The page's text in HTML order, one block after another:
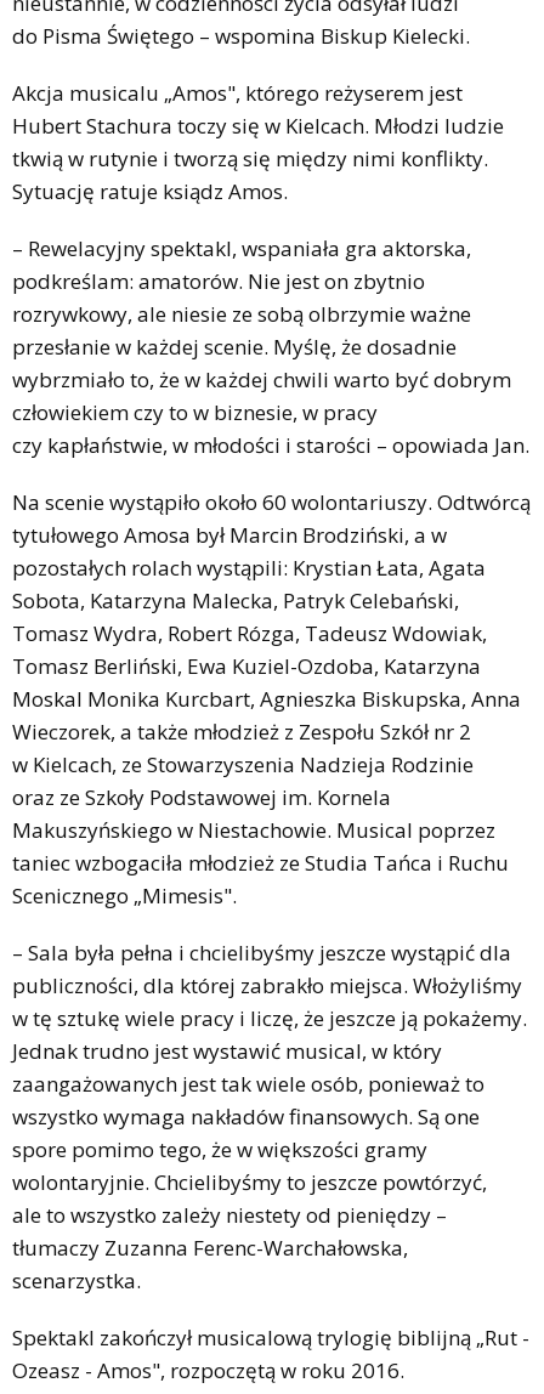
do Pisma Świętego – wspomina Biskup Kielecki.
Akcja musicalu „Amos", którego reżyserem jest
Hubert Stachura toczy się w Kielcach. Młodzi ludzie
tkwią w rutynie i tworzą się między nimi konflikty.
Sytuację ratuje ksiądz Amos.
– Rewelacyjny spektakl, wspaniała gra aktorska,
podkreślam: amatorów. Nie jest on zbytnio
rozrywkowy, ale niesie ze sobą olbrzymie ważne
przesłanie w każdej scenie. Myślę, że dosadnie
wybrzmiało to, że w każdej chwili warto być dobrym
człowiekiem czy to w biznesie, w pracy
czy kapłaństwie, w młodości i starości – opowiada Jan.
Na scenie wystąpiło około 60 wolontariuszy. Odtwórcą
tytułowego Amosa był Marcin Brodziński, a w
pozostałych rolach wystąpili: Krystian Łata, Agata
Sobota, Katarzyna Malecka, Patryk Celebański,
Tomasz Wydra, Robert Rózga, Tadeusz Wdowiak,
Tomasz Berliński, Ewa Kuziel-Ozdoba, Katarzyna
Moskal Monika Kurcbart, Agnieszka Biskupska, Anna
Wieczorek, a także młodzież z Zespołu Szkół nr 2
w Kielcach, ze Stowarzyszenia Nadzieja Rodzinie
oraz ze Szkoły Podstawowej im. Kornela
Makuszyńskiego w Niestachowie. Musical poprzez
taniec wzbogaciła młodzież ze Studia Tańca i Ruchu
Scenicznego „Mimesis".
– Sala była pełna i chcielibyśmy jeszcze wystąpić dla
publiczności, dla której zabrakło miejsca. Włożyliśmy
w tę sztukę wiele pracy i liczę, że jeszcze ją pokażemy.
Jednak trudno jest wystawić musical, w który
zaangażowanych jest tak wiele osób, ponieważ to
wszystko wymaga nakładów finansowych. Są one
spore pomimo tego, że w większości gramy
wolontaryjnie. Chcielibyśmy to jeszcze powtórzyć,
ale to wszystko zależy niestety od pieniędzy –
tłumaczy Zuzanna Ferenc-Warchałowska,
scenarzystka.
Spektakl zakończył musicalową trylogię biblijną „Rut -
Ozeasz - Amos", rozpoczętą w roku 2016.